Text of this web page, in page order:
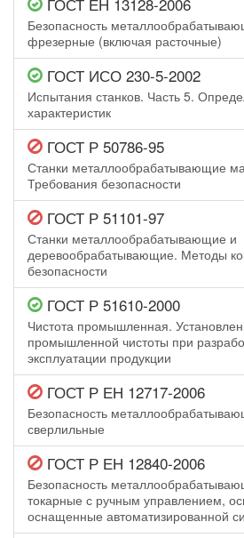
Безопасность
фрезерные (включая расточные)
ГОСТ ИСО 230-5-2002
Испытания станков. Часть 5.
характеристик
ГОСТ Р 50786-95
Станки металлообрабатывающие
Требования безопасности
ГОСТ Р 51101-97
Станки металлообрабатывающие и
деревообрабатывающие. Методы
безопасности
ГОСТ Р 51610-2000
Чистота промышленная.
промышленной чистоты при
эксплуатации продукции
ГОСТ Р ЕН 12717-2006
Безопасность
сверлильные
ГОСТ Р ЕН 12840-2006
Безопасность
токарные с ручным управлением,
оснащенные автоматизированной